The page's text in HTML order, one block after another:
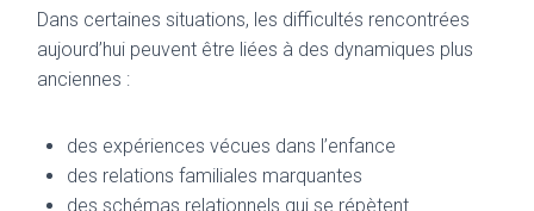
Dans certaines situations, les difficultés rencontrées
aujourd’hui peuvent être liées à des dynamiques plus
anciennes :
des expériences vécues dans l’enfance
des relations familiales marquantes
des schémas relationnels qui se répètent